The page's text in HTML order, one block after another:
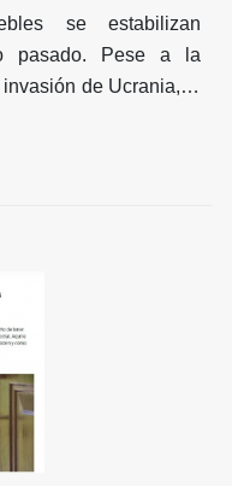
se estabilizan
pasado. Pese a la
de Ucrania, la
tipos de interés, las
siendo favorables